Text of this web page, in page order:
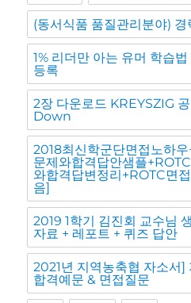
(동서식품 품질관리분야)
1% 리더만 아는 유머 학습
등록
2장 다운로드 KREYSZIG 공
Down
2018최신학군단면접노하
문제와합격답안샘플
와합격답변정리+ROTC면
음]
2019 1학기 김진회 교수님
자료 + 레포트 + 퀴즈 답안
2021년 지역농축협 자소서]
합격예문 & 면접질문